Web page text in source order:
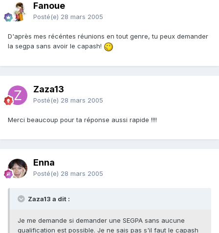
Fanoue
Posté(e) 28 mars 2005
D'après mes récéntes réunions en tout genre, tu peux demander
la segpa sans avoir le capash!
Zaza13
Posté(e) 28 mars 2005
Merci beaucoup pour ta réponse aussi rapide !!!!
Enna
Posté(e) 28 mars 2005
Zaza13 a dit :
Je me demande si demander une SEGPA sans aucune
qualification est possible. Je ne sais pas s'il faut le capash